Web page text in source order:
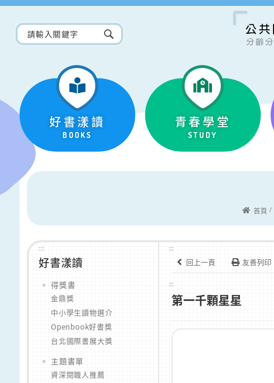
好書漾讀
BOOKS
青春學堂
STUDY
首頁
:::
好書漾讀
得獎書
金鼎獎
中小學生讀物選介
Openbook好書獎
台北國際書展大獎
主題書單
資深閱職人推薦
:::
回上一頁 友善列印
:::
第一千顆星星